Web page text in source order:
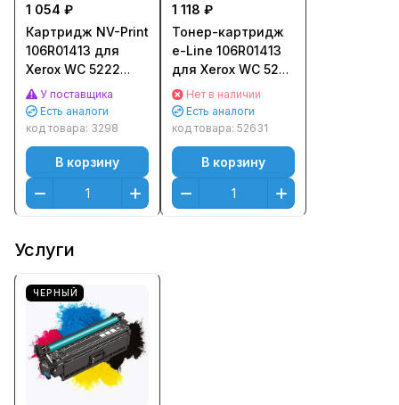
1 054 ₽
Картридж NV-Print
106R01413 для
Xerox WC 5222
(20000стр.)
У поставщика
Есть аналоги
код товара: 3298
В корзину
1 118 ₽
Тонер-картридж
e-Line 106R01413
для Xerox WC 5222
(20000стр.)
Нет в наличии
Есть аналоги
код товара: 52631
В корзину
Услуги
ЧЕРНЫЙ